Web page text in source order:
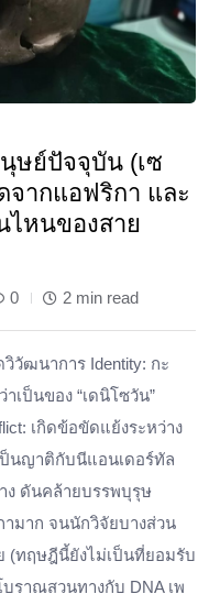
ษย์ปัจจุบัน (เซ
จากแอฟริกา และ
ไหนของสาย
0 2 min read
วัฒนาการ ​Identity: กะ
เป็นของ “เดนิโซวัน”
เกิดข้อขัดแย้งระหว่าง
ป็นญาติกับนีแอนเดอร์ทัล
ง ดันคล้ายบรรพบุรุษ
มาก จนนักวิจัยบางส่วน
(ทฤษฎีนี้ยังไม่เป็นที่ยอมรับ
บราณสวนทางกับ DNA เพ